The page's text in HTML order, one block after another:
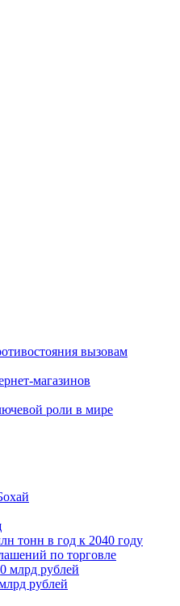
вызовам
магазинов
роли в мире
тонн в год к 2040 году
по торговле
млрд рублей
рублей